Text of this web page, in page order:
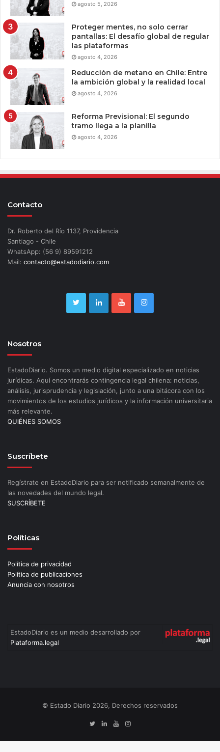
agosto 5, 2026
Proteger mentes, no solo cerrar
pantallas: El desafío global de regular
las plataformas
agosto 4, 2026
Reducción de metano en Chile: Entre
la ambición global y la realidad local
agosto 4, 2026
Reforma Previsional: El segundo
tramo llega a la planilla
agosto 4, 2026
Contacto
Dr. Roberto del Río 1137, Providencia
Santiago - Chile
WhatsApp: (56 9) 89591212
Mail: contacto@estadodiario.com
Nosotros
EstadoDiario. Somos un medio digital especializado en noticias
jurídicas. Aquí encontrarás contingencia legal chilena: noticias,
análisis, jurisprudencia y legislación, junto a una bitácora con los
movimientos de los estudios jurídicos y la información universitaria
más relevante.
QUIÉNES SOMOS
Suscríbete
Regístrate en EstadoDiario para ser notificado semanalmente de
las novedades del mundo legal.
SUSCRÍBETE
Políticas
Política de privacidad
Política de publicaciones
Anuncia con nosotros
EstadoDiario es un medio desarrollado por
Plataforma.legal
© Estado Diario 2026, Derechos reservados